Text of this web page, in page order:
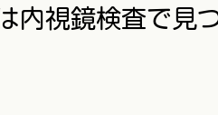
内視鏡検査で見